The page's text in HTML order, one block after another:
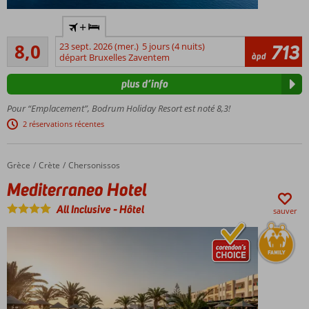
(juillet et
Complexe
situé
directement
en bord de
une
magnifique
plage privée
Plusieurs
avec
toboggans
aquatiques
Grand
choix de
Grand
spa et
centre
8,0
Très bon
253
commentaires
+
23 sept. 2026 (mer.) 5 jours (4 nuits)
départ Bruxelles Zaventem
àpd 713
Pour “Emplacement”, Bodrum Holiday Resort est noté 8,3!
2 réservations récentes
plus d’info
Accueil
Grèce Crète Chersonissos
Mediterraneo Hotel
Mediterraneo Hotel
All Inclusive-Hôtel sauver